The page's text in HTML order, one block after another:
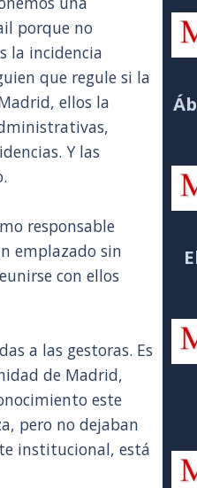
porque no
la incidencia
que regule si la
ellos la
Y las
responsable
emplazado sin
con ellos
a las gestoras. Es
de Madrid,
este
pero no dejaban
institucional, está